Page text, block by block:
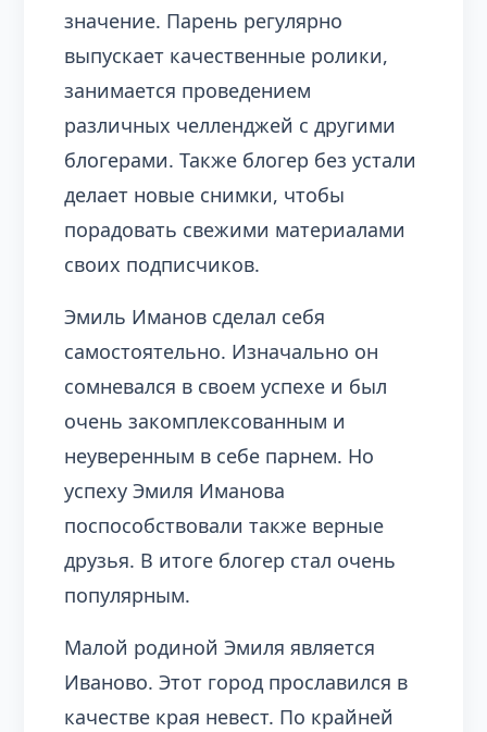
значение. Парень регулярно
выпускает качественные ролики,
занимается проведением
различных челленджей с другими
блогерами. Также блогер без устали
делает новые снимки, чтобы
порадовать свежими материалами
своих подписчиков.
Эмиль Иманов сделал себя
самостоятельно. Изначально он
сомневался в своем успехе и был
очень закомплексованным и
неуверенным в себе парнем. Но
успеху Эмиля Иманова
поспособствовали также верные
друзья. В итоге блогер стал очень
популярным.
Малой родиной Эмиля является
Иваново. Этот город прославился в
качестве края невест. По крайней